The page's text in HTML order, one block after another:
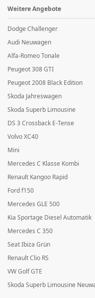
Weitere Angebote
Dodge Challenger
Audi Neuwagen
Alfa-Romeo Tonale
Peugeot 308 GTI
Peugeot 2008 Black Edition
Skoda Jahreswagen
Skoda Superb Limousine
DS 3 Crossback E-Tense
Volvo XC40
Mini
Mercedes C Klasse Kombi
Renault Kangoo Rapid
Ford f150
Mercedes GLE 500
Kia Sportage Diesel Automatik
Mercedes C 350
Seat Ibiza Grün
Renault Clio RS
VW Golf GTE
Skoda Superb Limousine